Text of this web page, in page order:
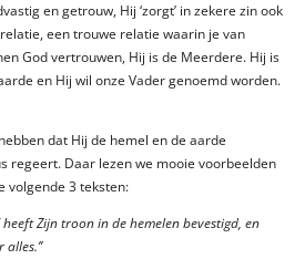
en getrouw, Hij ‘zorgt’ in zekere zin ook
een trouwe relatie waarin je van
God vertrouwen, Hij is de Meerdere. Hij is
en Hij wil onze Vader genoemd worden.
dat Hij de hemel en de aarde
regeert. Daar lezen we mooie voorbeelden
volgende 3 teksten:
heeft Zijn troon in de hemelen bevestigd, en